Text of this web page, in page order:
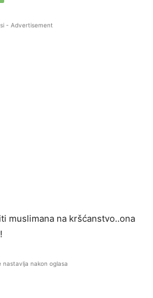
- Advertisement
muslimana na kršćanstvo..ona
nastavlja nakon oglasa